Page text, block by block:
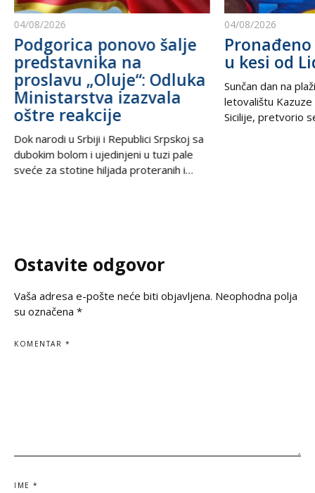
04/08/2026
Podgorica ponovo šalje
predstavnika na
proslavu „Oluje“: Odluka
Ministarstva izazvala
oštre reakcije
Dok narodi u Srbiji i Republici Srpskoj sa
dubokim bolom i ujedinjeni u tuzi pale
sveće za stotine hiljada proteranih i
dostojanstveno odaje počast
04/08/2026
Pronađeno
u kesi od
Sunčan dan na
letovalištu Kazuze
Sicilije, pretvorio
Ostavite odgovor
Vaša adresa e-pošte neće biti objavljena. Neophodna polja
su označena *
KOMENTAR *
IME *